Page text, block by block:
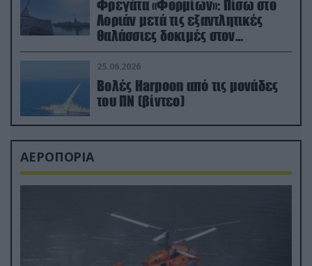
Φρεγάτα «Φορμίων»: Πίσω στο
Λοριάν μετά τις εξαντλητικές
θαλάσσιες δοκιμές στον
απαιτητικό Βισκαϊκό
25.06.2026
Βολές Harpoon από τις μονάδες
του ΠΝ (βίντεο)
ΑΕΡΟΠΟΡΙΑ